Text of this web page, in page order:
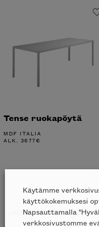
Tense ruokapöytä
MDF ITALIA
ALK. 3677€
Käytämme
käyttökokemuksesi
Napsauttamalla
verkkosivustomme